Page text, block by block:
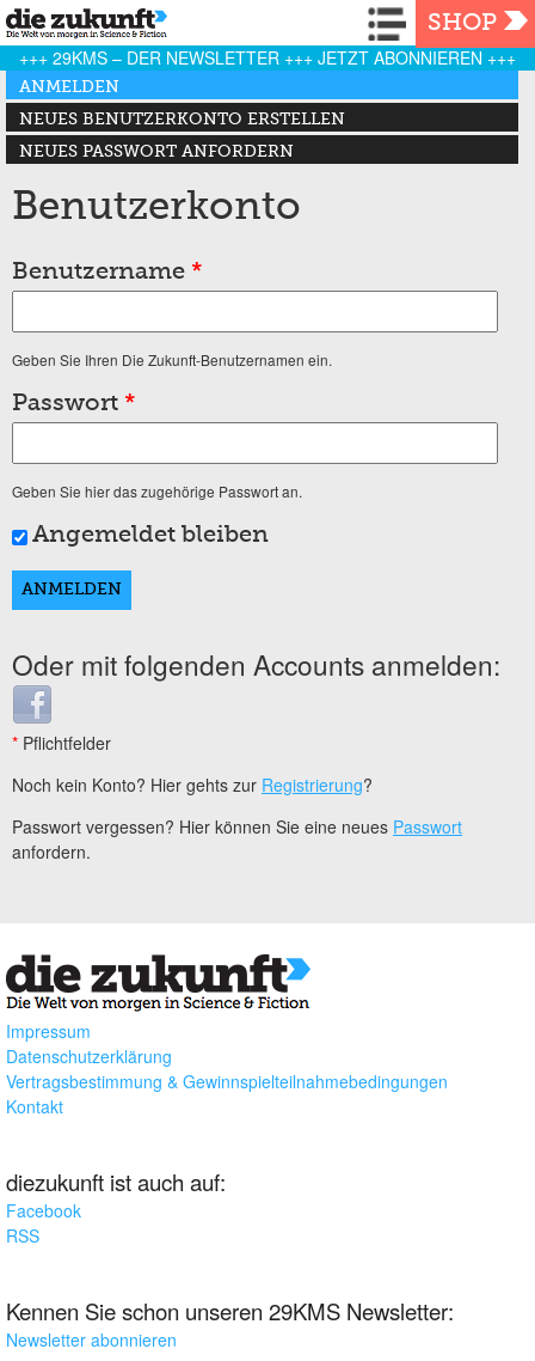
Navigation
SHOP
+++ 29KMS – DER NEWSLETTER +++ JETZT ABONNIEREN +++
Haupt-Reiter
ANMELDEN
(AKTIVER REITER)
NEUES BENUTZERKONTO ERSTELLEN
NEUES PASSWORT ANFORDERN
Benutzerkonto
Benutzername *
Geben Sie Ihren Die Zukunft-Benutzernamen ein.
Passwort *
Geben Sie hier das zugehörige Passwort an.
Angemeldet bleiben
Oder mit folgenden Accounts anmelden:
Login with Facebook
* Pflichtfelder
Noch kein Konto? Hier gehts zur Registrierung?
Passwort vergessen? Hier können Sie eine neues Passwort
anfordern.
Impressum
Datenschutzerklärung
Vertragsbestimmung & Gewinnspielteilnahmebedingungen
Kontakt
diezukunft ist auch auf:
Facebook
RSS
Kennen Sie schon unseren 29KMS Newsletter:
Newsletter abonnieren